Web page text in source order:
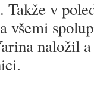
v
všemi
naložil